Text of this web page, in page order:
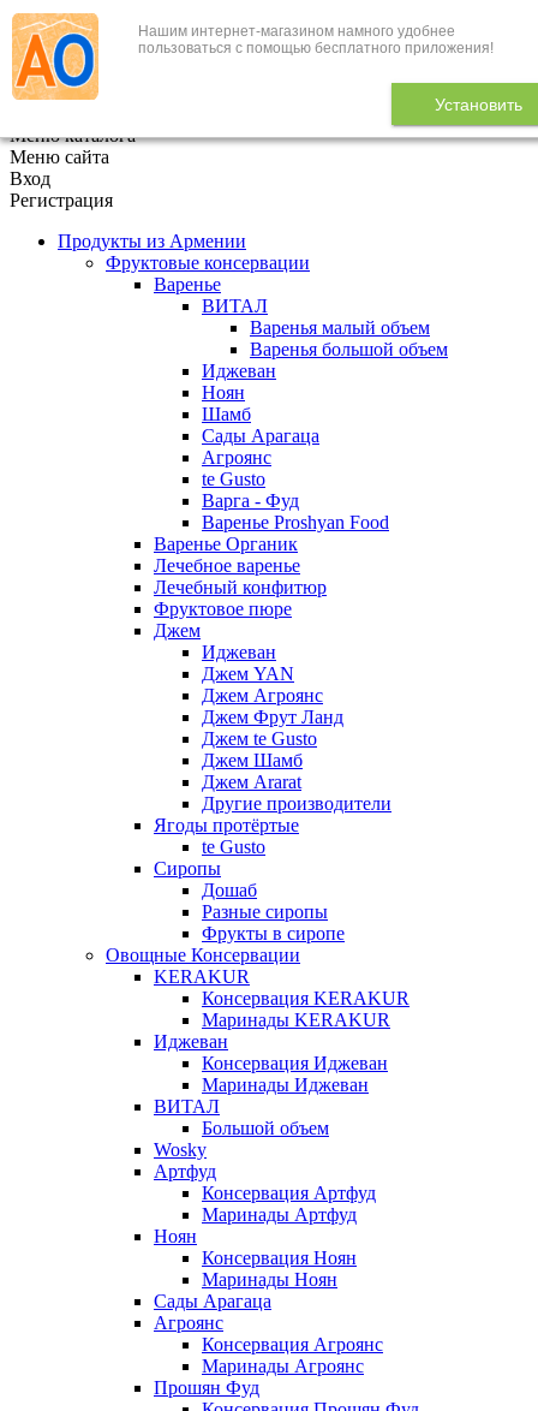
Нашим интернет-магазином намного удобнее
пользоваться с помощью бесплатного приложения!
Установить
+7 (495) 646-888-1
В корзине 0
Меню каталога
Меню сайта
Вход
Регистрация
Продукты из Армении
Фруктовые консервации
Варенье
ВИТАЛ
Варенья малый объем
Варенья большой объем
Иджеван
Ноян
Шамб
Сады Арагаца
Агроянс
te Gusto
Варга - Фуд
Варенье Proshyan Food
Варенье Органик
Лечебное варенье
Лечебный конфитюр
Фруктовое пюре
Джем
Иджеван
Джем YAN
Джем Агроянс
Джем Фрут Ланд
Джем te Gusto
Джем Шамб
Джем Ararat
Другие производители
Ягоды протёртые
te Gusto
Сиропы
Дошаб
Разные сиропы
Фрукты в сиропе
Овощные Консервации
KERAKUR
Консервация KERAKUR
Маринады KERAKUR
Иджеван
Консервация Иджеван
Маринады Иджеван
ВИТАЛ
Большой объем
Wosky
Артфуд
Консервация Артфуд
Маринады Артфуд
Ноян
Консервация Ноян
Маринады Ноян
Сады Арагаца
Агроянс
Консервация Агроянс
Маринады Агроянс
Прошян Фуд